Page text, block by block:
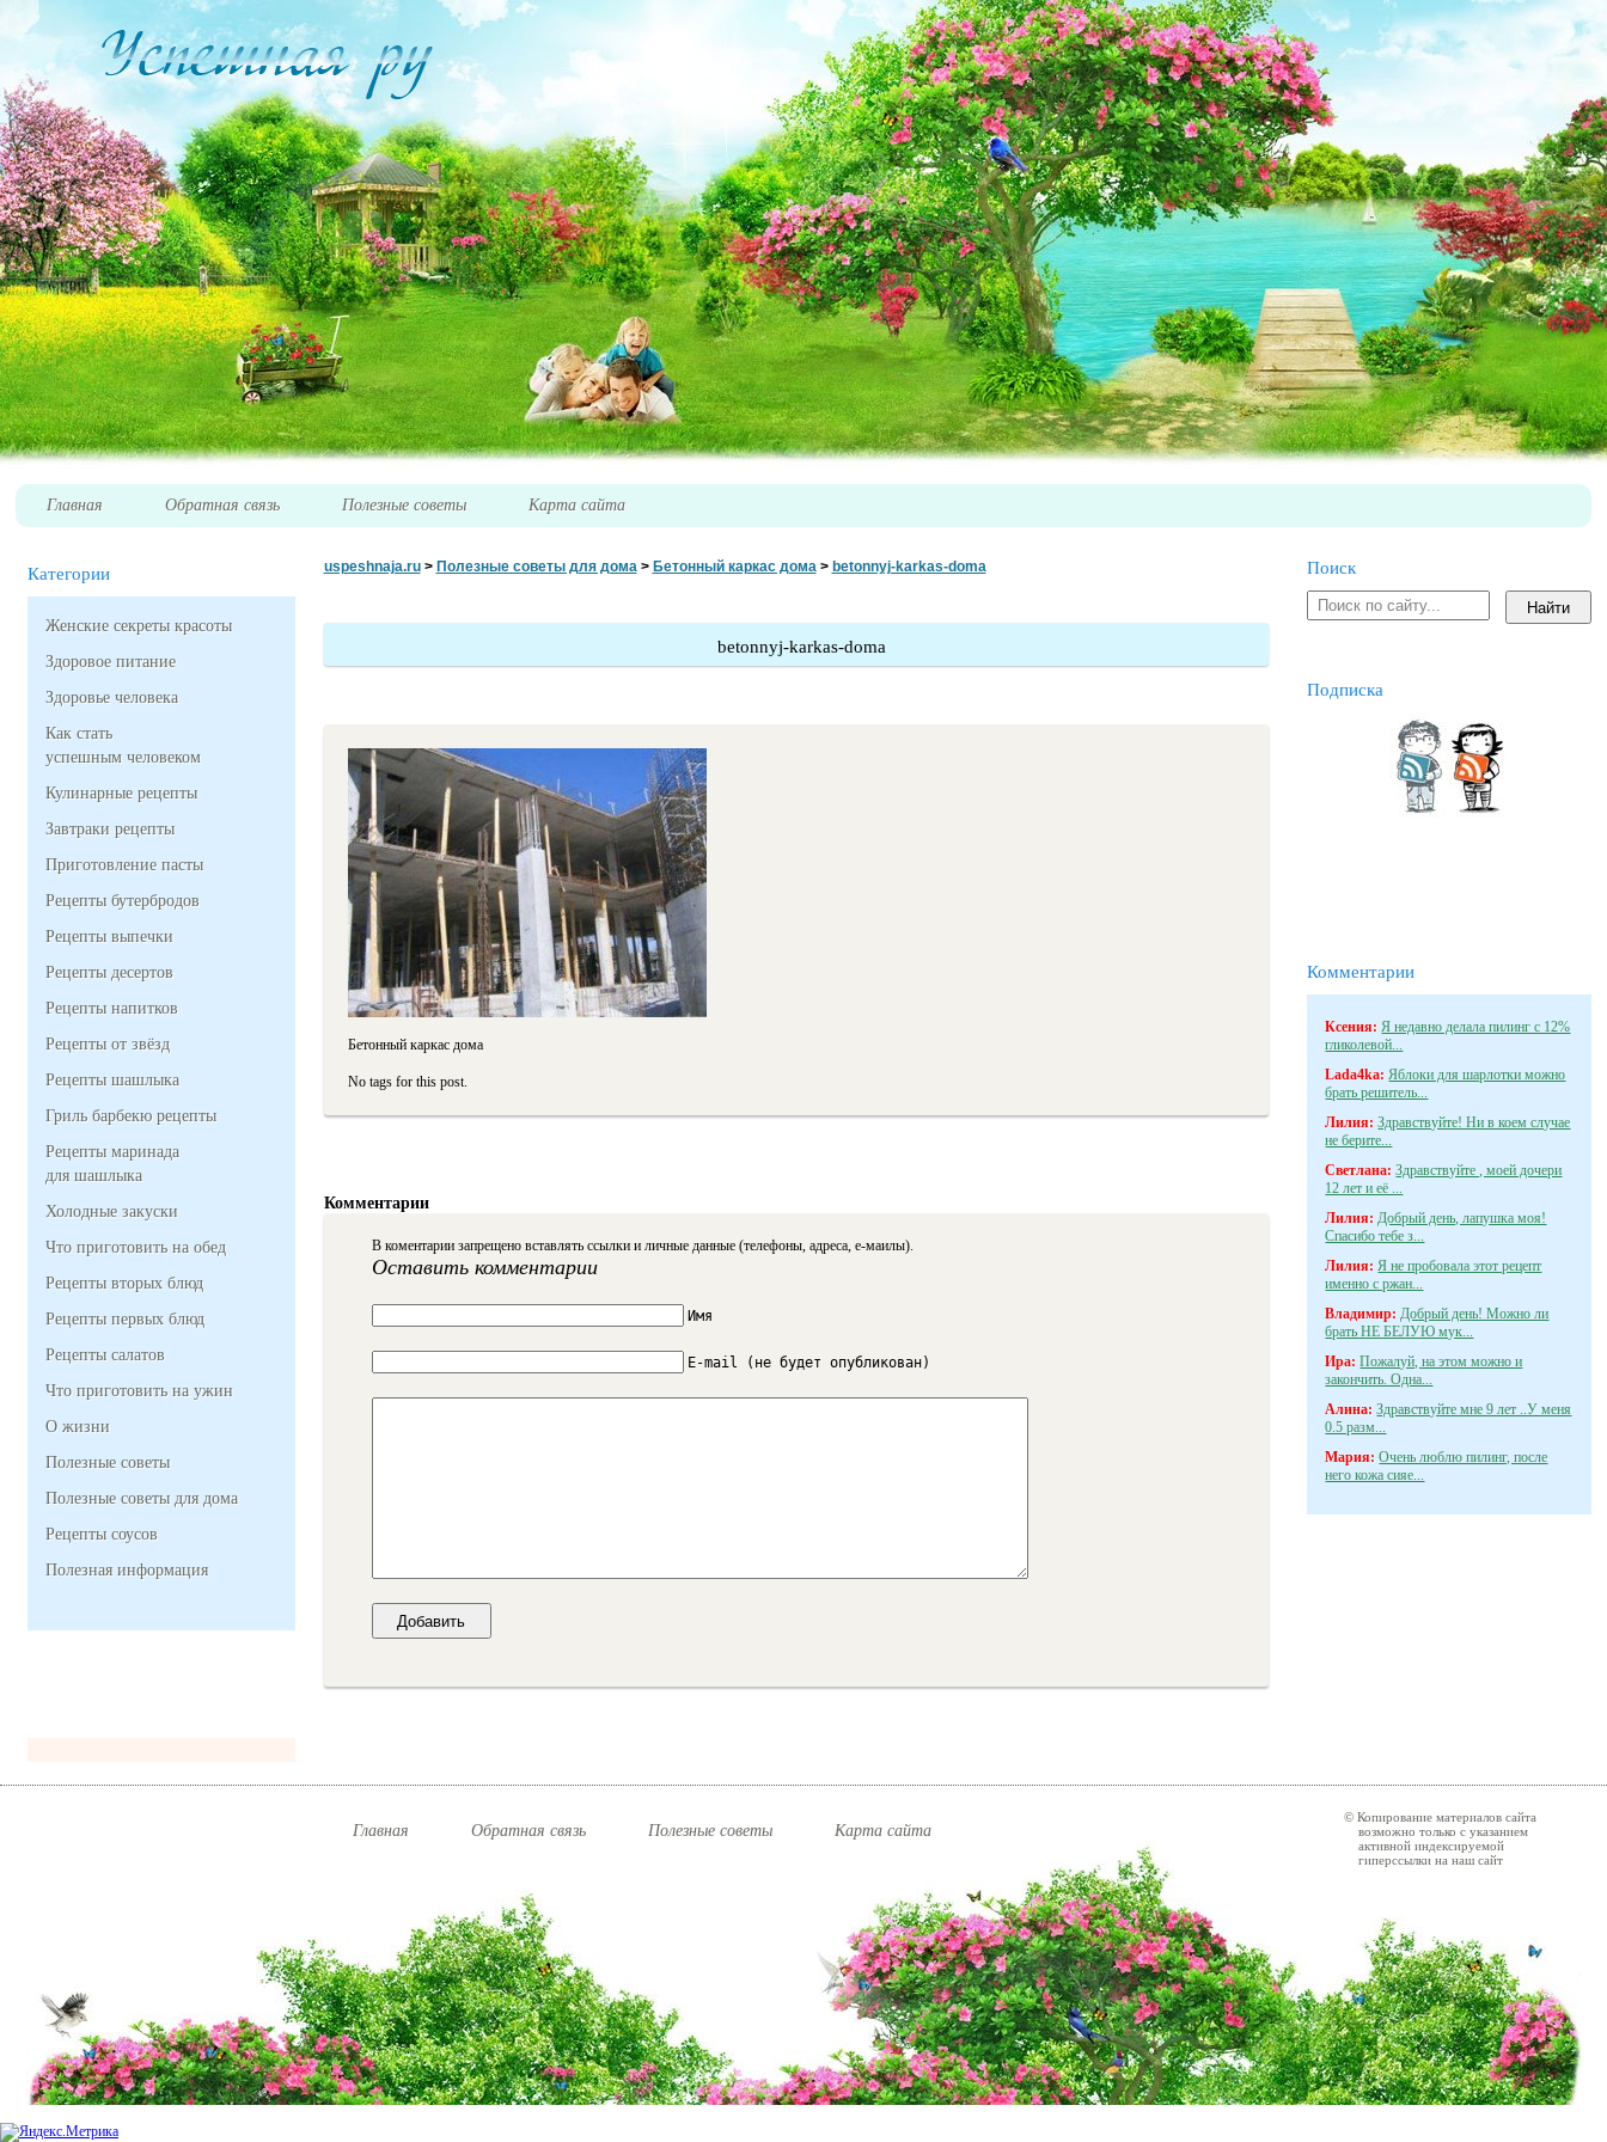
Главная Обратная связь Полезные советы Карта сайта
Категории
Женские секреты красоты
Здоровое питание
Здоровье человека
Как стать
успешным человеком
Кулинарные рецепты
Завтраки рецепты
Приготовление пасты
Рецепты бутербродов
Рецепты выпечки
Рецепты десертов
Рецепты напитков
Рецепты от звёзд
Рецепты шашлыка
Гриль барбекю рецепты
Рецепты маринада
для шашлыка
Холодные закуски
Что приготовить на обед
Рецепты вторых блюд
Рецепты первых блюд
Рецепты салатов
Что приготовить на ужин
О жизни
Полезные советы
Полезные советы для дома
Рецепты соусов
Полезная информация
uspeshnaja.ru> Полезные советы для дома> Бетонный каркас дома> betonnyj-karkas-doma
betonnyj-karkas-doma
Бетонный каркас дома
No tags for this post.
Комментарии
В коментарии запрещено вставлять ссылки и личные данные (телефоны, адреса, е-маилы).
Оставить комментарии
Имя
E-mail (не будет опубликован)
Поиск
Подписка
Комментарии
Ксения: Я недавно делала пилинг с 12%
гликолевой...
Lada4ka: Яблоки для шарлотки можно
брать решитель...
Лилия: Здравствуйте! Ни в коем случае
не берите...
Светлана: Здравствуйте , моей дочери
12 лет и её ...
Лилия: Добрый день, лапушка моя!
Спасибо тебе з...
Лилия: Я не пробовала этот рецепт
именно с ржан...
Владимир: Добрый день! Можно ли
брать НЕ БЕЛУЮ мук...
Ира: Пожалуй, на этом можно и
закончить. Одна...
Алина: Здравствуйте мне 9 лет ..У меня
0.5 разм...
Мария: Очень люблю пилинг, после
него кожа сияе...
Главная Обратная связь Полезные советы Карта сайта
© Копирование материалов сайта
возможно только с указанием
активной индексируемой
гиперссылки на наш сайт